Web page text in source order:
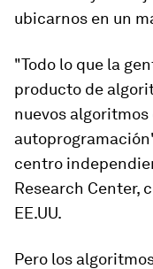
ubicarnos en un
"Todo lo que la
producto de
nuevos
centro
Research Center,
EE.UU.
Pero los